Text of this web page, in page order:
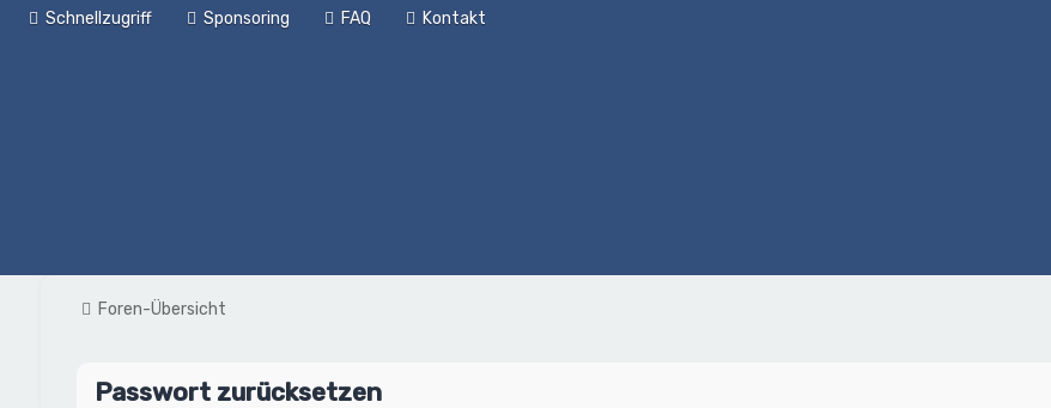
Schnellzugriff Sponsoring FAQ Kontakt
Foren-Übersicht
Passwort zurücksetzen